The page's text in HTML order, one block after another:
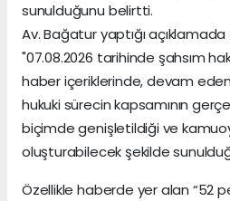
sunulduğunu belirtti.
Av. Bağatur yaptığı
"07.08.2026 tarihinde şahsım
haber içeriklerinde, devam
hukuki sürecin kapsamının
biçimde genişletildiği ve
oluşturabilecek şekilde
Özellikle haberde yer alan “52